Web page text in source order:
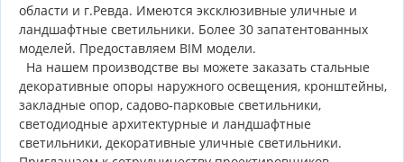
области и г.Ревда. Имеются эксклюзивные уличные и
ландшафтные светильники. Более 30 запатентованных
моделей. Предоставляем BIM модели.
На нашем производстве вы можете заказать стальные
декоративные опоры наружного освещения, кронштейны,
закладные опор, садово-парковые светильники,
светодиодные архитектурные и ландшафтные
светильники, декоративные уличные светильники.